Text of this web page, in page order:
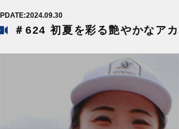
2024.09.30
＃624 初夏を彩る艶やかなア